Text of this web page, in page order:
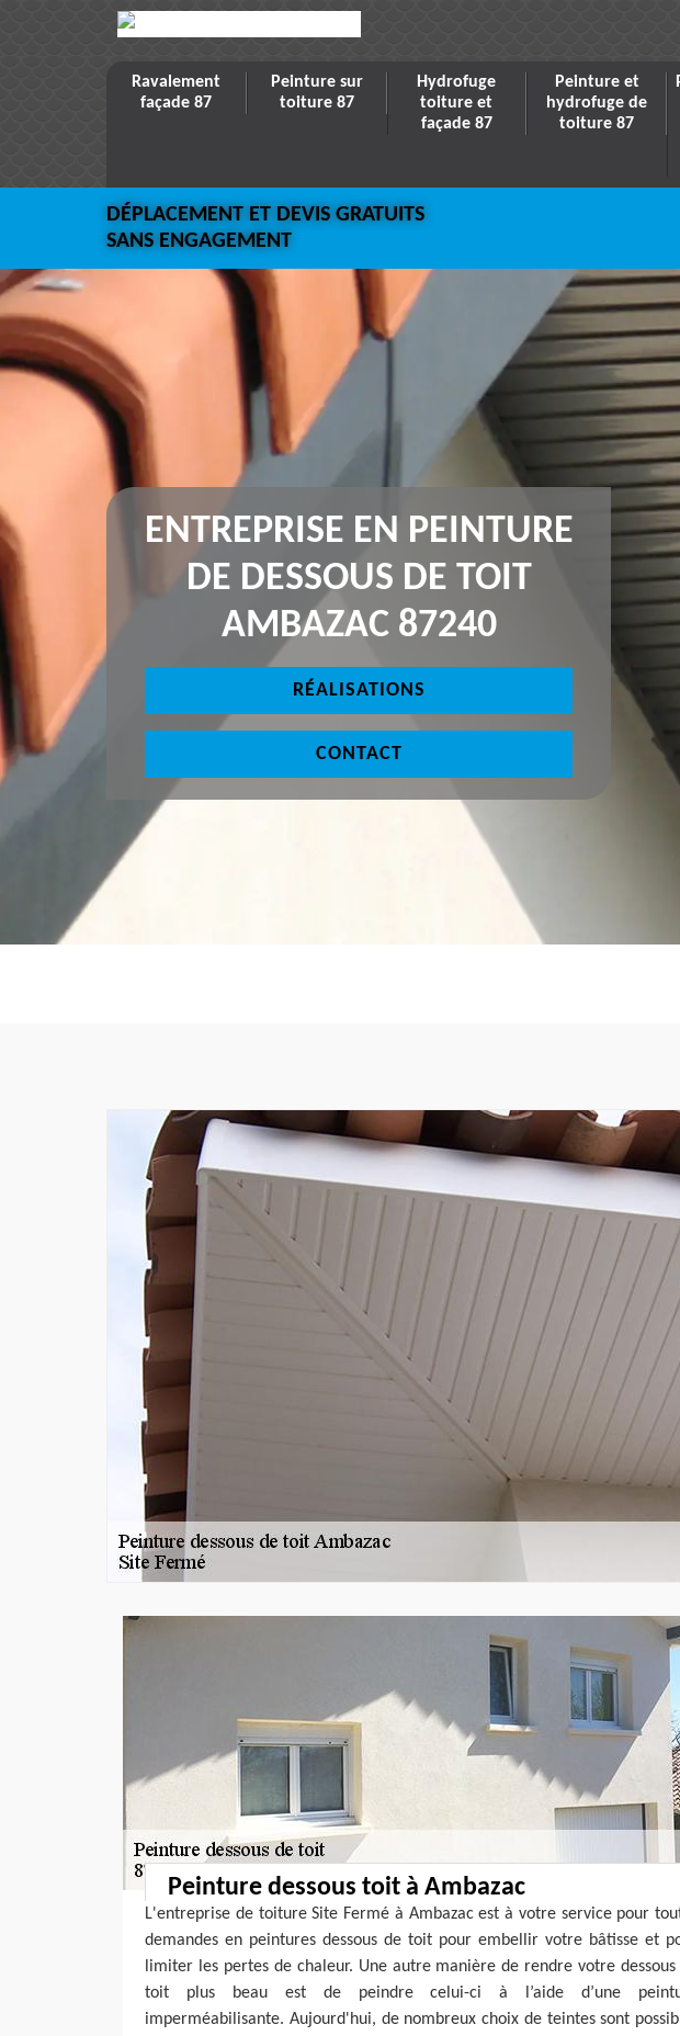
Ravalement
façade 87
Peinture sur
toiture 87
Hydrofuge
toiture et
façade 87
Peinture et
hydrofuge de
toiture 87
DÉPLACEMENT ET DEVIS GRATUITS
SANS ENGAGEMENT
ENTREPRISE EN PEINTURE
DE DESSOUS DE TOIT
AMBAZAC 87240
RÉALISATIONS
CONTACT
Peinture dessous toit à Ambazac
L'entreprise de toiture Site Fermé à Ambazac est à votre service pour
demandes en peintures dessous de toit pour embellir votre bâtisse et
limiter les pertes de chaleur. Une autre manière de rendre votre dessous
toit plus beau est de peindre celui-ci à l’aide d’une
imperméabilisante. Aujourd'hui, de nombreux choix de teintes sont